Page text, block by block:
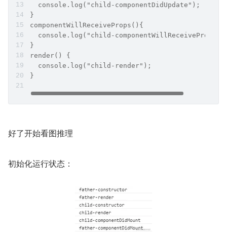
  console.log("child-componentDidUpdate");
}
componentWillReceiveProps(){
console.log("child-
}
render() {
  console.log("child-render");
}
好了开始看图推理
初始化运行状态：